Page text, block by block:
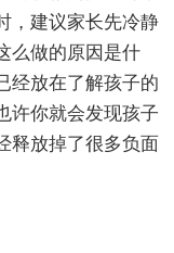
，建议家长先冷静
么做的原因是什
经放在了解孩子的
许你就会发现孩子
释放掉了很多负面